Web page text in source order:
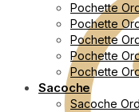
Pochette
Pochette
Pochette
Pochette
Pochette
Sacoche
Sacoche